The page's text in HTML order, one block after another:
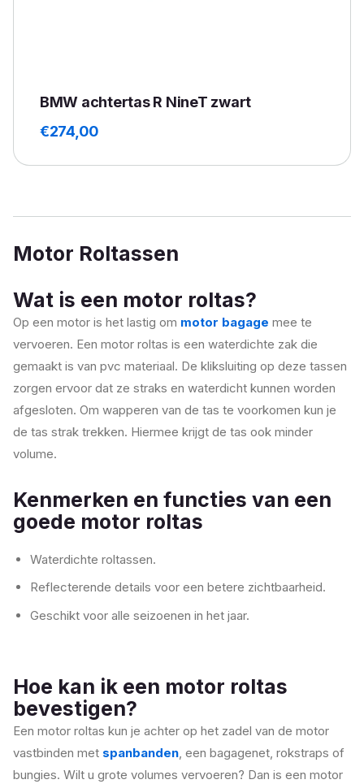
BMW achtertas R NineT zwart
€274,00
Motor Roltassen
Wat is een motor roltas?
Op een motor is het lastig om motor bagage mee te
vervoeren. Een motor roltas is een waterdichte zak die
gemaakt is van pvc materiaal. De kliksluiting op deze tassen
zorgen ervoor dat ze straks en waterdicht kunnen worden
afgesloten. Om wapperen van de tas te voorkomen kun je
de tas strak trekken. Hiermee krijgt de tas ook minder
volume.
Kenmerken en functies van een
goede motor roltas
Waterdichte roltassen.
Reflecterende details voor een betere zichtbaarheid.
Geschikt voor alle seizoenen in het jaar.
Hoe kan ik een motor roltas
bevestigen?
Een motor roltas kun je achter op het zadel van de motor
vastbinden met spanbanden , een bagagenet, rokstraps of
bungies. Wilt u grote volumes vervoeren? Dan is een motor